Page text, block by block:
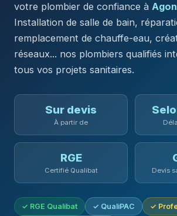
votre plombier de confiance à
Installation de salle de bain,
remplacement de chauffe-eau,
réseaux... nos plombiers qualifiés
tous vos projets sanitaires.
Sur devis
À partir de
RGE
Certifié Qualibat Devis
✓ RGE Qualibat ✓ QualiPAC ✓